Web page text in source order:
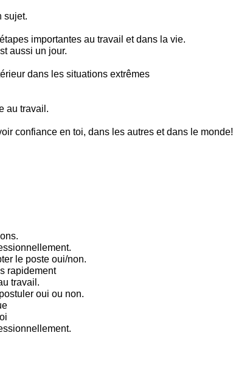
sujet.
importantes au travail et dans la vie.
aussi un jour.
dans les situations extrêmes
au travail.
confiance en toi, dans les autres et dans le monde!
le poste oui/non.
rapidement
travail.
oui ou non.